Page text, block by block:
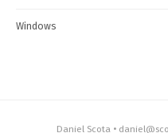
Windows
Daniel Scota •